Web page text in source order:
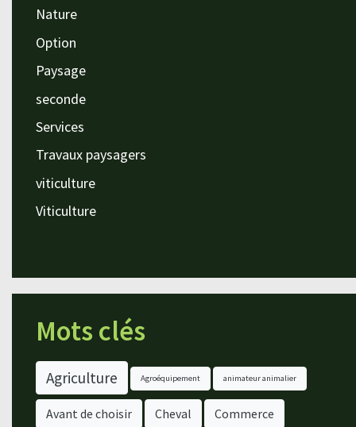
Nature
Option
Paysage
seconde
Services
Travaux paysagers
viticulture
Viticulture
Mots clés
Agriculture Agroéquipement animateur animalier
Avant de choisir Cheval Commerce